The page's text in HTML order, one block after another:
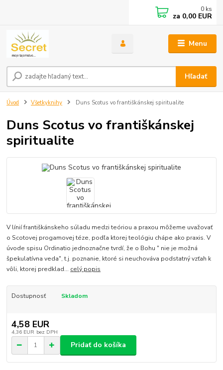
Menu
Hľadať
0 ks
za 0,00 EUR
Úvod Všetkyknihy Duns Scotus vo františkánskej spiritualite
Duns Scotus vo františkánskej
spiritualite
V línií františkánskeho súladu medzi teóriou a praxou môžeme uvažovať
o Scotovej progamovej téze, podľa ktorej teológiu chápe ako praxis. V
úvode spisu Ordinatio jednoznačne tvrdí, že o Bohu " nie je možná
špekulatívna veda", t.j. poznanie, ktoré si neuchováva podstatný vzťah k
vôli, ktorej predklad... celý popis
Dostupnosť Skladom
4,58 EUR
4,36 EUR bez DPH
Pridať do košíka